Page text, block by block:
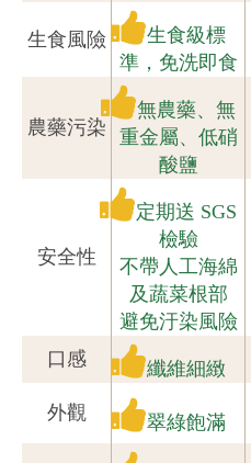
生食風險
生食級標
準，免洗即食
農藥污染
無農藥、無
重金屬、低硝
酸鹽
安全性
定期送 SGS
檢驗
不帶人工海綿
及蔬菜根部
避免汙染風險
口感 纖維細緻
外觀 翠綠飽滿